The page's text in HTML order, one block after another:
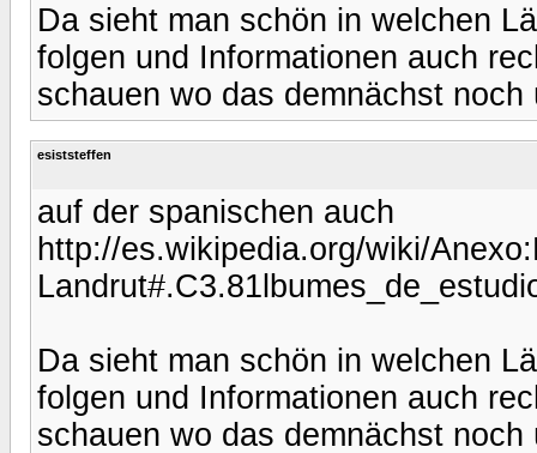
Da sieht man schön in welchen
folgen und Informationen auch
schauen wo das demnächst
esiststeffen
auf der spanischen auch
http://es.wikipedia.org/wiki/
Da sieht man schön in welchen
folgen und Informationen auch
schauen wo das demnächst